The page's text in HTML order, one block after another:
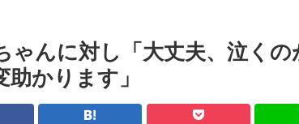
が売り切れ...
普通に使える
ウムが大気に及ぼす影響を...
ゃんに対し「大丈夫、泣くの
かります」